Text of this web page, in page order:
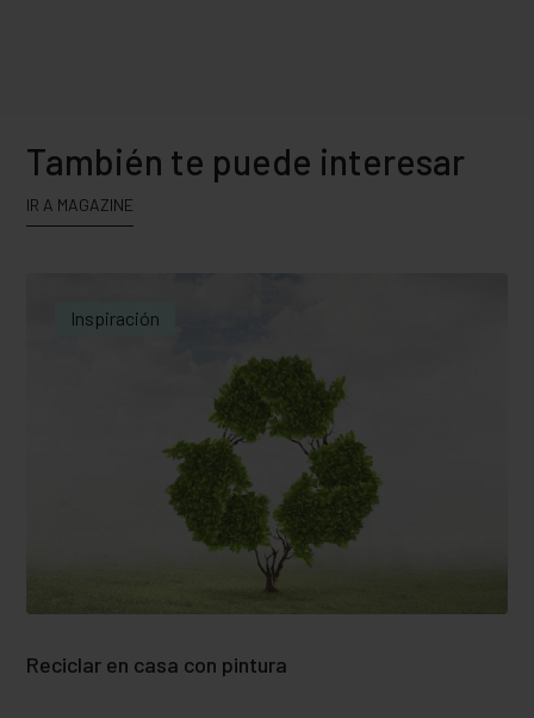
También te puede interesar
IR A MAGAZINE
Inspiración
Reciclar en casa con pintura